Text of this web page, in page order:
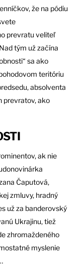
že na pódiu
prevratu veliteľ
tým už začína
sa ako
teritóriu
absolventa
prevratov, ako
ak nie
Čaputová,
zmluvy, hradný
už za banderovský
Ukrajinu, tiež
zhromaždeného
myslenie